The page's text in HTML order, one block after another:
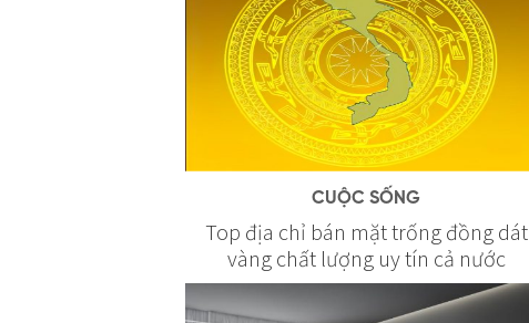
CUỘC SỐNG
Top địa chỉ bán mặt trống đồng dát
vàng chất lượng uy tín cả nước